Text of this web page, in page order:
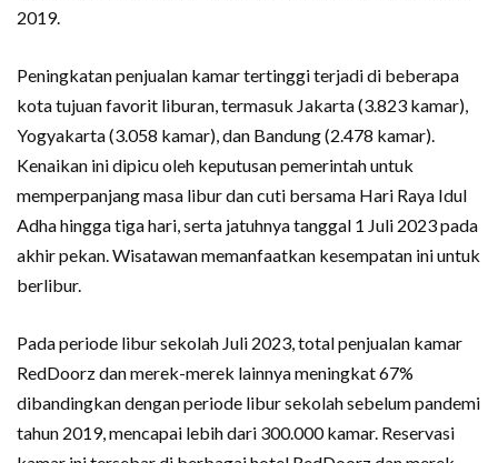
2019.
Peningkatan penjualan kamar tertinggi terjadi di beberapa
kota tujuan favorit liburan, termasuk Jakarta (3.823 kamar),
Yogyakarta (3.058 kamar), dan Bandung (2.478 kamar).
Kenaikan ini dipicu oleh keputusan pemerintah untuk
memperpanjang masa libur dan cuti bersama Hari Raya Idul
Adha hingga tiga hari, serta jatuhnya tanggal 1 Juli 2023 pada
akhir pekan. Wisatawan memanfaatkan kesempatan ini untuk
berlibur.
Pada periode libur sekolah Juli 2023, total penjualan kamar
RedDoorz dan merek-merek lainnya meningkat 67%
dibandingkan dengan periode libur sekolah sebelum pandemi
tahun 2019, mencapai lebih dari 300.000 kamar. Reservasi